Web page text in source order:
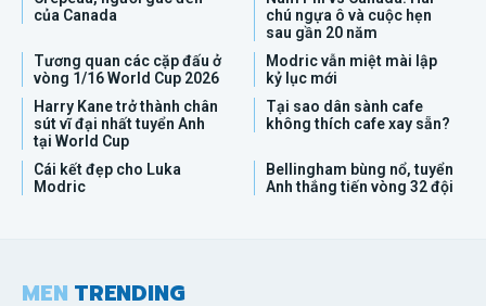
của Canada
chú ngựa ô và cuộc hẹn
sau gần 20 năm
Tương quan các cặp đấu ở
vòng 1/16 World Cup 2026
Modric vẫn miệt mài lập
kỷ lục mới
Harry Kane trở thành chân
sút vĩ đại nhất tuyển Anh
tại World Cup
Tại sao dân sành cafe
không thích cafe xay sẵn?
Cái kết đẹp cho Luka
Modric
Bellingham bùng nổ, tuyển
Anh thắng tiến vòng 32 đội
MEN TRENDING